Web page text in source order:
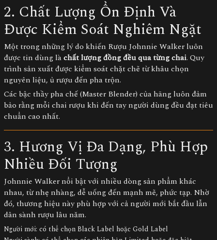
2. Chất Lượng Ổn Định Và
Được Kiểm Soát Nghiêm Ngặt
Một trong những lý do khiến Rượu Johnnie Walker luôn
được tin dùng làchất lượng đồng đều qua từng chai. Quy
trình sản xuất được kiểm soát chặt chẽ từ khâu chọn
nguyên liệu, ủ rượu đến pha trộn.
Các bậc thầy pha chế (Master Blender) của hãng luôn đảm
bảo rằng mỗi chai rượu khi đến tay người dùng đều đạt tiêu
chuẩn cao nhất.
3. Hương Vị Đa Dạng, Phù Hợp
Nhiều Đối Tượng
Johnnie Walker nổi bật với nhiều dòng sản phẩm khác
nhau, từ nhẹ nhàng, dễ uống đến mạnh mẽ, phức tạp. Nhờ
đó, thương hiệu này phù hợp với cả người mới bắt đầu lẫn
dân sành rượu lâu năm.
Người mới: có thể chọn Black Label hoặc Gold Label